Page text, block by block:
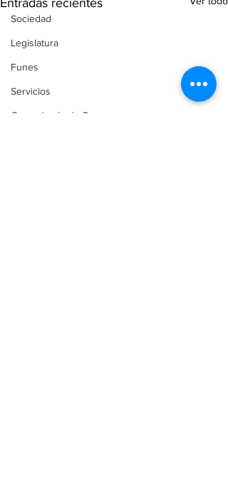
Sociedad
Legislatura
Funes
Servicios
Comunicado de Prensa
Entradas recientes